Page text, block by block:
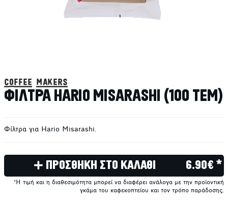
coffee makers
ΦΙΛΤΡΑ HARIO MISARASHI (100 ΤΕΜ)
Φίλτρα για Hario Misarashi.
ΠΡΟΣΘΗΚΗ ΣΤΟ ΚΑΛΑΘΙ 6.90€ *
*Η τιμή και η διαθεσιμότητα μπορεί να διαφέρει ανάλογα με την προϊοντική
γκάμα του καφεκοπτείου και τον τρόπο παράδοσης.